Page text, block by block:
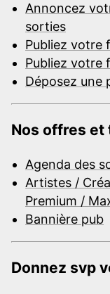
Annoncez
sorties
Publiez votre
Publiez votre
Déposez une
Nos offres et
Agenda des
Artistes /
Premium /
Bannière pub
Donnez svp